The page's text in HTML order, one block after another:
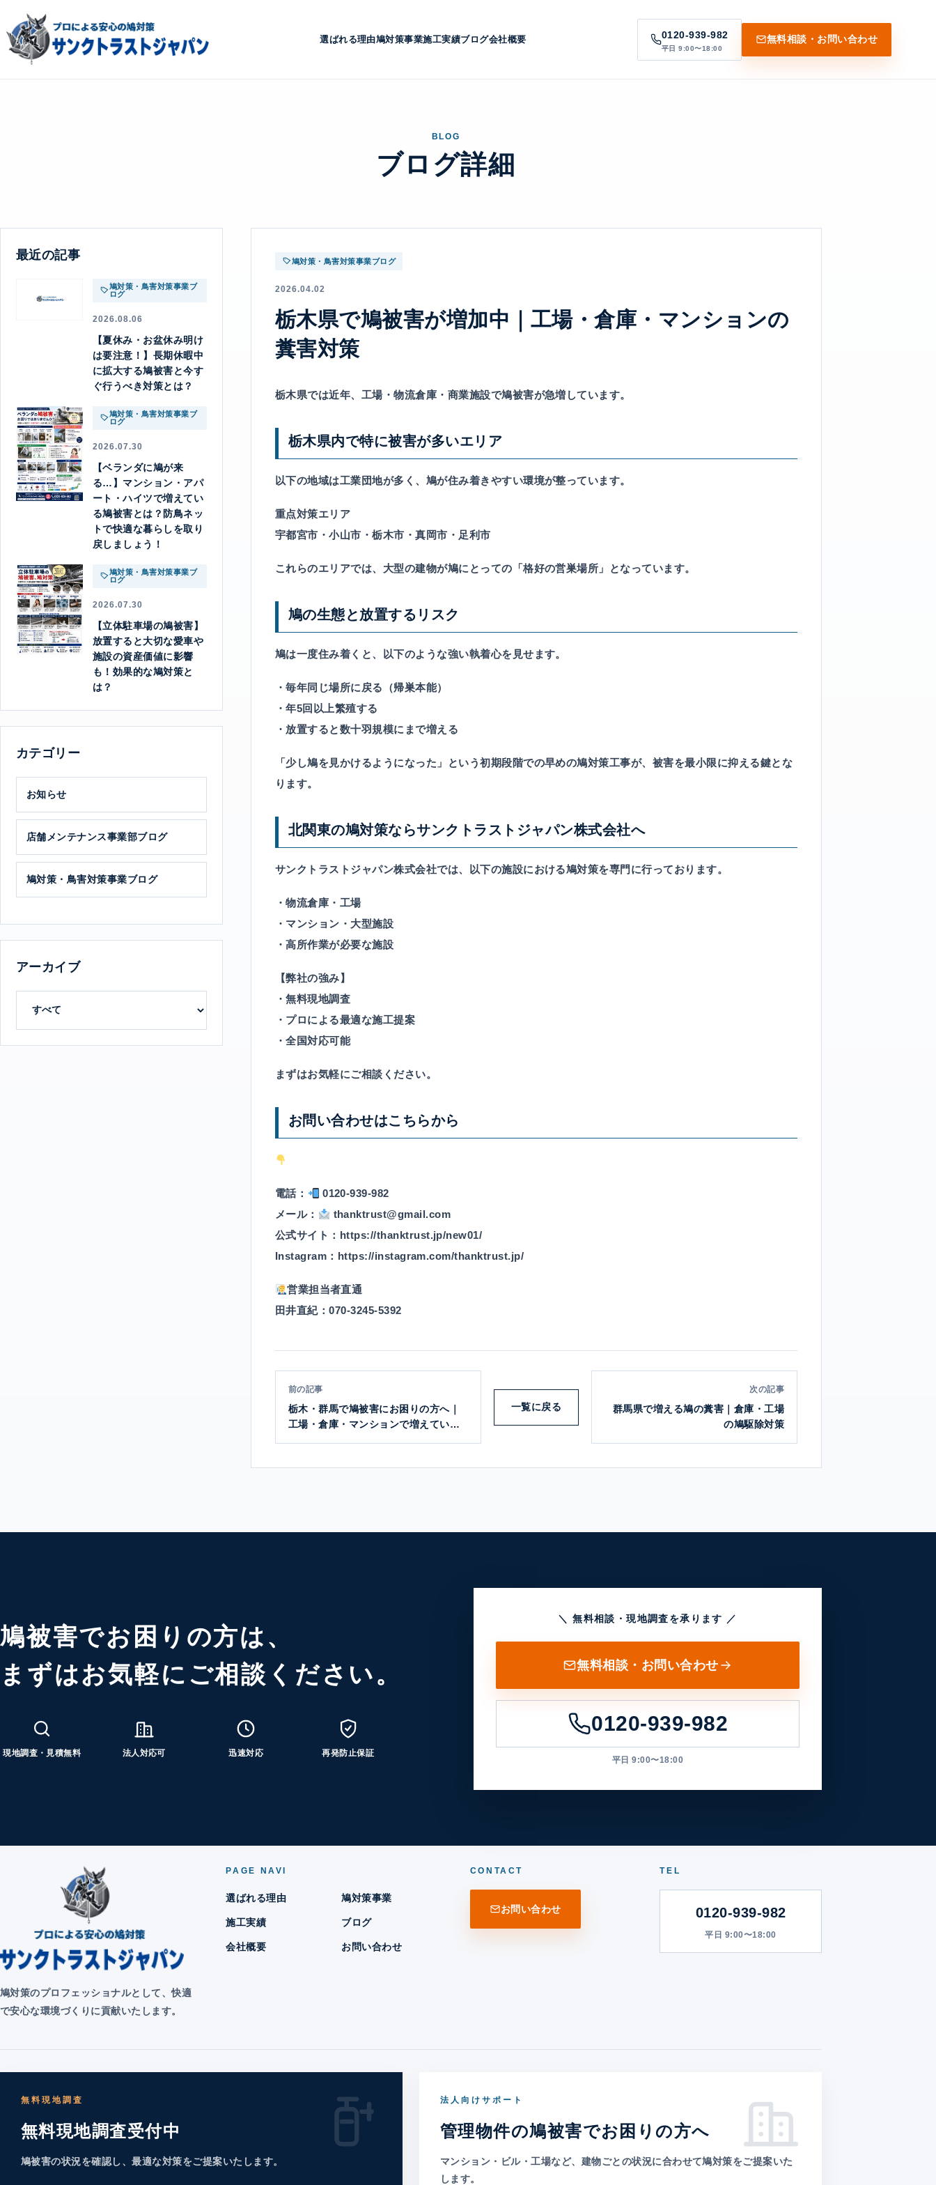
選ばれる理由鳩対策事業施工実績ブログ会社概要 0120-939-982
平日 9:00〜18:00
無料相談・お問い合わせ
BLOG
ブログ詳細
最近の記事
鳩対策・鳥害対策事業ブ
ログ
2026.08.06
【夏休み・お盆休み明け
は要注意！】長期休暇中
に拡大する鳩被害と今す
ぐ行うべき対策とは？
鳩対策・鳥害対策事業ブ
ログ
2026.07.30
【ベランダに鳩が来
る…】マンション・アパ
ート・ハイツで増えてい
る鳩被害とは？防鳥ネッ
トで快適な暮らしを取り
戻しましょう！
鳩対策・鳥害対策事業ブ
ログ
2026.07.30
【立体駐車場の鳩被害】
放置すると大切な愛車や
施設の資産価値に影響
も！効果的な鳩対策と
は？
カテゴリー
お知らせ
店舗メンテナンス事業部ブログ
鳩対策・鳥害対策事業ブログ
アーカイブ
鳩対策・鳥害対策事業ブログ
2026.04.02
栃木県で鳩被害が増加中｜工場・倉庫・マンションの
糞害対策
栃木県では近年、 工場・物流倉庫・商業施設で鳩被害が急増 しています。
栃木県内で特に被害が多いエリア
以下の地域は工業団地が多く、鳩が住み着きやすい環境が整っています。
重点対策エリア
宇都宮市・小山市・栃木市・真岡市・足利市
これらのエリアでは、大型の建物が鳩にとっての「格好の営巣場所」となっています。
鳩の生態と放置するリスク
鳩は一度住み着くと、以下のような強い執着心を見せます。
・毎年同じ場所に戻る
（帰巣本能）
・年5回以上繁殖する
・放置すると数十羽規模にまで増える
「少し鳩を見かけるようになった」という初期段階での早めの鳩対策工事が、被害を最小限に抑える鍵とな
ります。
北関東の鳩対策ならサンクトラストジャパン株式会社へ
サンクトラストジャパン株式会社では、以下の施設における鳩対策を専門に行っております。
・物流倉庫・工場
・ マンション・大型施設
・高所作業が必要な施設
【弊社の強み】
・無料現地調査
・プロによる最適な施工提案
・全国対応可能
まずはお気軽にご相談ください。
お問い合わせはこちらから
電話：
0120-939-982
メール：
thanktrust@gmail.com
公式サイト： https://thanktrust.jp/new01/
Instagram： https://instagram.com/thanktrust.jp/
営業担当者直通
田井直紀：070-3245-5392
前の記事
栃木・群馬で鳩被害にお困りの方へ｜
工場・倉庫・マンションで増えている
一覧に戻る
次の記事
群馬県で増える鳩の糞害｜倉庫・工場
の鳩駆除対策
鳩被害でお困りの方は、
まずはお気軽にご相談ください。
現地調査・見積無料 法人対応可 迅速対応 再発防止保証
＼ 無料相談・現地調査を承ります ／
無料相談・お問い合わせ
0120-939-982
平日 9:00〜18:00
鳩対策のプロフェッショナルとして、快適
で安心な環境づくりに貢献いたします。
PAGE NAVI
選ばれる理由 鳩対策事業
施工実績 ブログ
会社概要 お問い合わせ
CONTACT
お問い合わせ
TEL
0120-939-982
平日 9:00〜18:00
無料現地調査
無料現地調査受付中
鳩被害の状況を確認し、最適な対策をご提案いたします。
法人向けサポート
管理物件の鳩被害でお困りの方へ
マンション・ビル・工場など、建物ごとの状況に合わせて鳩対策をご提案いた
します。